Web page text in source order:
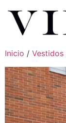
Inicio / Vestidos